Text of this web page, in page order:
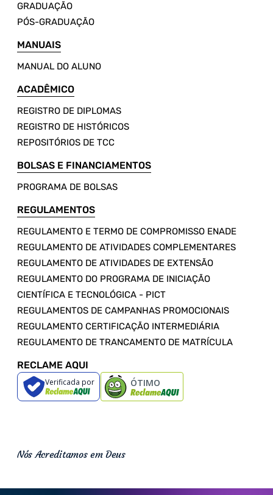
GRADUAÇÃO
PÓS-GRADUAÇÃO
MANUAIS
MANUAL DO ALUNO
ACADÊMICO
REGISTRO DE DIPLOMAS
REGISTRO DE HISTÓRICOS
REPOSITÓRIOS DE TCC
BOLSAS E FINANCIAMENTOS
PROGRAMA DE BOLSAS
REGULAMENTOS
REGULAMENTO E TERMO DE COMPROMISSO ENADE
REGULAMENTO DE ATIVIDADES COMPLEMENTARES
REGULAMENTO DE ATIVIDADES DE EXTENSÃO
REGULAMENTO DO PROGRAMA DE INICIAÇÃO
CIENTÍFICA E TECNOLÓGICA - PICT
REGULAMENTOS DE CAMPANHAS PROMOCIONAIS
REGULAMENTO CERTIFICAÇÃO INTERMEDIÁRIA
REGULAMENTO DE TRANCAMENTO DE MATRÍCULA
RECLAME AQUI
Verificada por ÓTIMO
Nós Acreditamos em Deus